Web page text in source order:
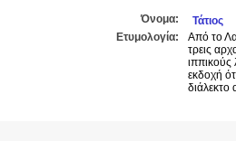
Όνομα:
Τάτιος
Ετυμολογία:
Από το
τρεις
εκδοχή
διάλεκτο